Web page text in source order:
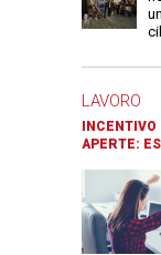
LAVORO
INCENTIVO
APERTE: